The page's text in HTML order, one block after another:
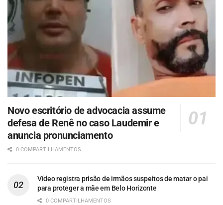
Novo escritório de advocacia assume
defesa de Renê no caso Laudemir e
anuncia pronunciamento
0 COMPARTILHAMENTOS
Vídeo registra prisão de irmãos suspeitos de matar o pai
para proteger a mãe em Belo Horizonte
0 COMPARTILHAMENTOS